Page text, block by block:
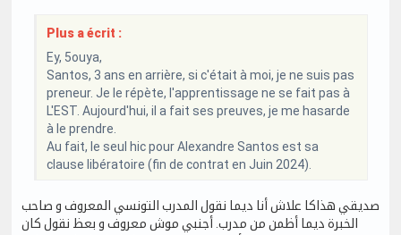
Plus a écrit :
Ey, 5ouya,
Santos, 3 ans en arrière, si c'était à moi, je ne suis pas
preneur. Je le répète, l'apprentissage ne se fait pas à
L'EST. Aujourd'hui, il a fait ses preuves, je me hasarde
à le prendre.
Au fait, le seul hic pour Alexandre Santos est sa
clause libératoire (fin de contrat en Juin 2024).
صديقي هذاكا علاش أنا ديما نقول المدرب التونسي المعروف و صاحب
الخبرة ديما أظمن من مدرب. أجنبي موش معروف و بعظ نقول كان